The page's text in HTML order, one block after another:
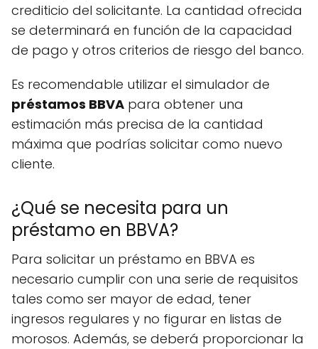
crediticio del solicitante. La cantidad ofrecida
se determinará en función de la capacidad
de pago y otros criterios de riesgo del banco.
Es recomendable utilizar el simulador de
préstamos BBVA para obtener una
estimación más precisa de la cantidad
máxima que podrías solicitar como nuevo
cliente.
¿Qué se necesita para un
préstamo en BBVA?
Para solicitar un préstamo en BBVA es
necesario cumplir con una serie de requisitos
tales como ser mayor de edad, tener
ingresos regulares y no figurar en listas de
morosos. Además, se deberá proporcionar la